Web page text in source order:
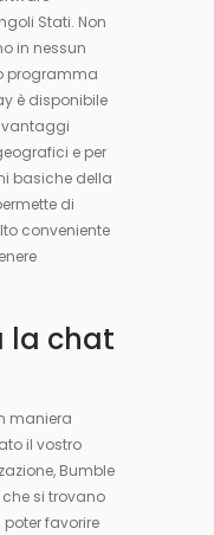
Stati. Non
in nessun
programma
è disponibile
vantaggi
e per
basiche della
di
conveniente
la chat
maniera
il vostro
Bumble
si trovano
favorire